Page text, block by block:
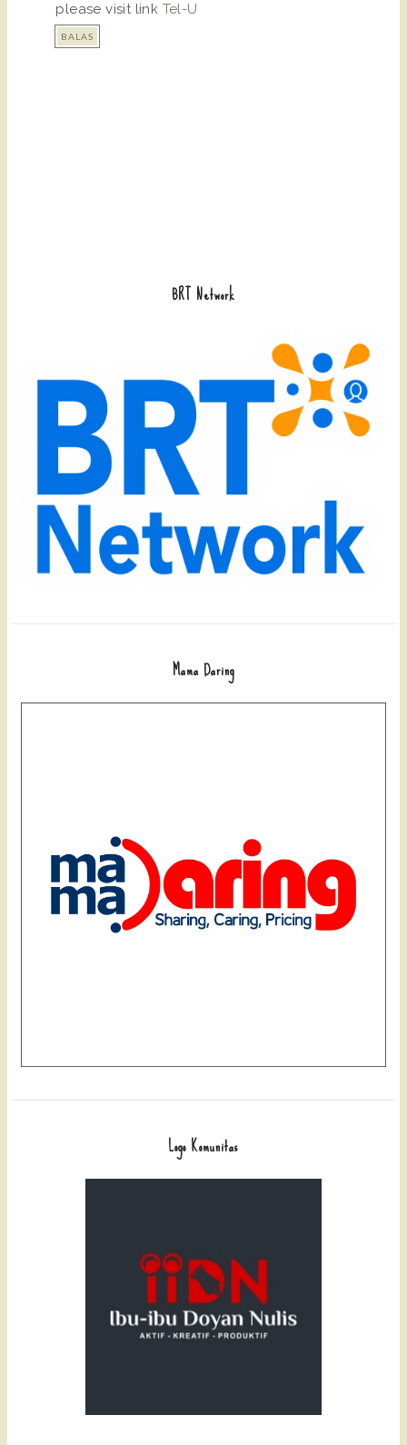
please visit link Tel-U
BALAS
BRT Network
Mama Daring
Logo Komunitas